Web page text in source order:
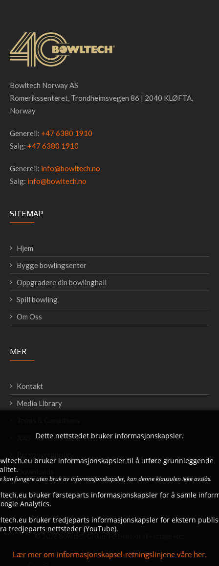
Groningen, NL
Bowltech Norway AS
Romerikssenteret, Trondheimsvegen 86 | 2040 KLØFTA,
Norway
Generell: +47 6380 1910
Salg: +47 6380 1910
Generell: info@bowltech.no
Salg: info@bowltech.no
SITEMAP
Hjem
Bygge bowlingsenter
Oppgradere din bowlinghall
Spill bowling
Om Oss
MER
Kontakt
Media Library
Downloads
Dette nettstedet bruker informasjonskapsler.
bruker informasjonskapsler til å utføre grunnleggende
kan fungere uten bruk av informasjonskapsler, kan denne klausulen ikke avslås.
bruker førsteparts informasjonskapsler for å samle
Analytics.
bruker tredjeparts informasjonskapsler for ekstern
tredjeparts nettsteder (YouTube).
Lær mer om informasjonskapsel-retningslinjene våre her.